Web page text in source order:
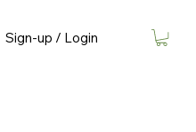
Sign-up / Login